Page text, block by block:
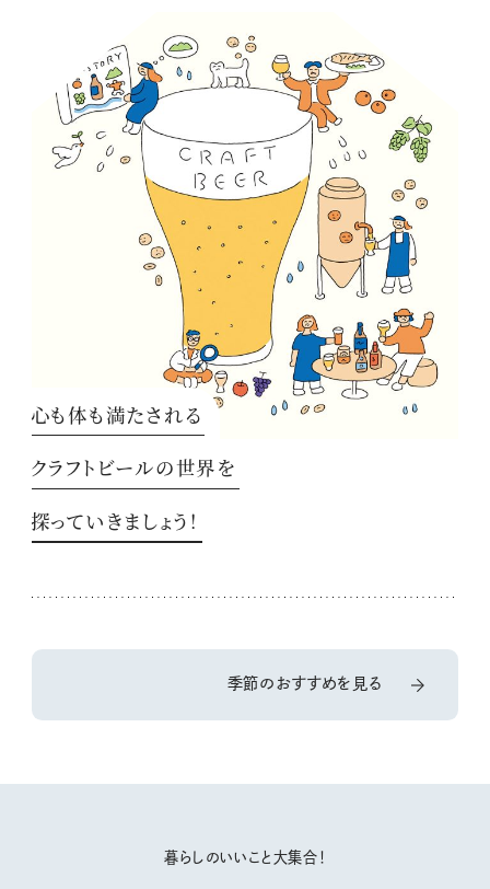
心も体も満たされる
クラフトビールの世界を
探っていきましょう！
季節のおすすめを見る
暮らしのいいこと大集合！